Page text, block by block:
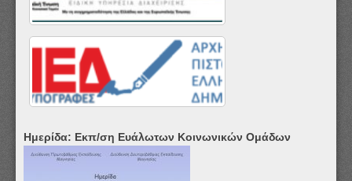
Ημερίδα: Εκπ/ση Ευάλωτων Κοινωνικών Ομάδων